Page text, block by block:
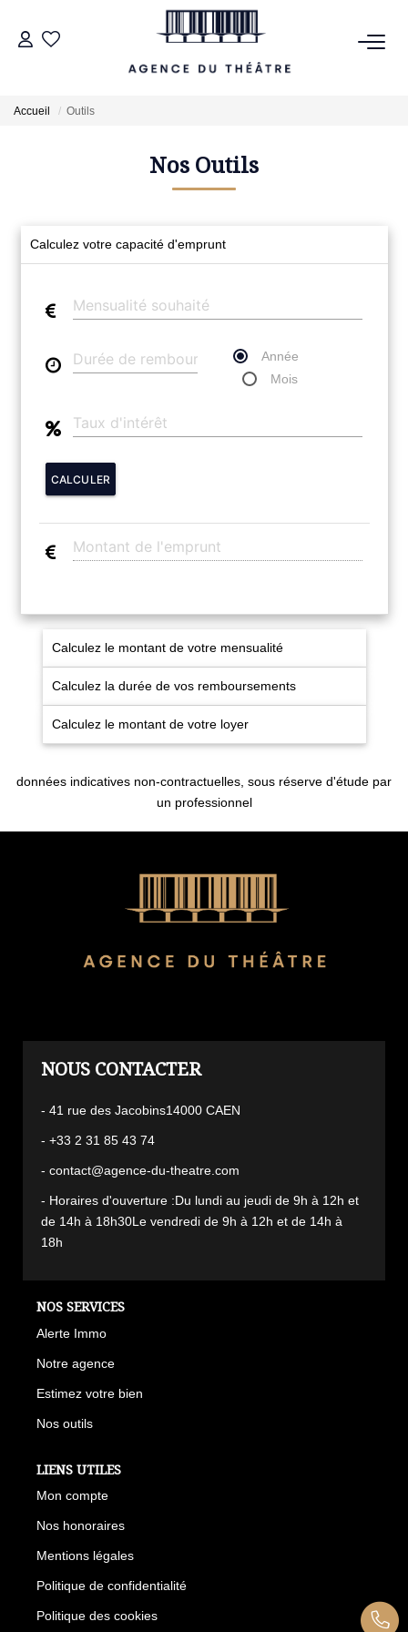
NOTRE AGENCE
NOUS CONTACTER
Accueil Outils
Nos Outils
Calculez votre capacité d'emprunt
Année
Mois
CALCULER
Calculez le montant de votre mensualité
Calculez la durée de vos remboursements
Calculez le montant de votre loyer
données indicatives non-contractuelles, sous réserve d'étude par
un professionnel
L'AGENCE
- 41 rue des Jacobins14000 CAEN
- +33 2 31 85 43 74
- contact@agence-du-theatre.com
- Horaires d'ouverture :Du lundi au jeudi de 9h à 12h et
de 14h à 18h30Le vendredi de 9h à 12h et de 14h à
18h
NOS SERVICES
Alerte Immo
Notre agence
Estimez votre bien
Nos outils
LIENS UTILES
Mon compte
Nos honoraires
Mentions légales
Politique de confidentialité
Politique des cookies